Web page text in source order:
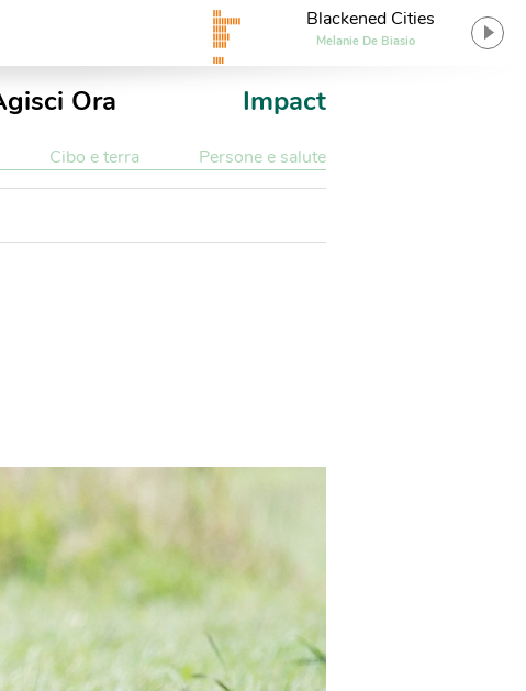
Blackened Cities
Melanie De Biasio
Ora Impact
Cibo e terra Persone e salute